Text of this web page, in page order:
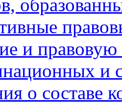
и
и
о составе